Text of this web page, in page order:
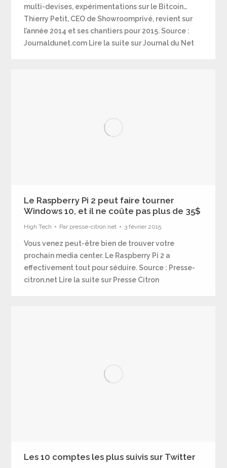
multi-devises, expérimentations sur le Bitcoin…
Thierry Petit, CEO de Showroomprivé, revient sur
l’année 2014 et ses chantiers pour 2015. Source :
Journaldunet.com Lire la suite sur Journal du Net
Le Raspberry Pi 2 peut faire tourner
Windows 10, et il ne coûte pas plus de 35$
High Tech Par presse-citron.net 3 février 2015
Vous venez peut-être bien de trouver votre
prochain media center. Le Raspberry Pi 2 a
effectivement tout pour séduire. Source : Presse-
citron.net Lire la suite sur Presse Citron
Les 10 comptes les plus suivis sur Twitter